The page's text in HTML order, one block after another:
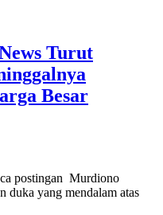
Turut
Besar
postingan Murdiono
duka yang mendalam atas